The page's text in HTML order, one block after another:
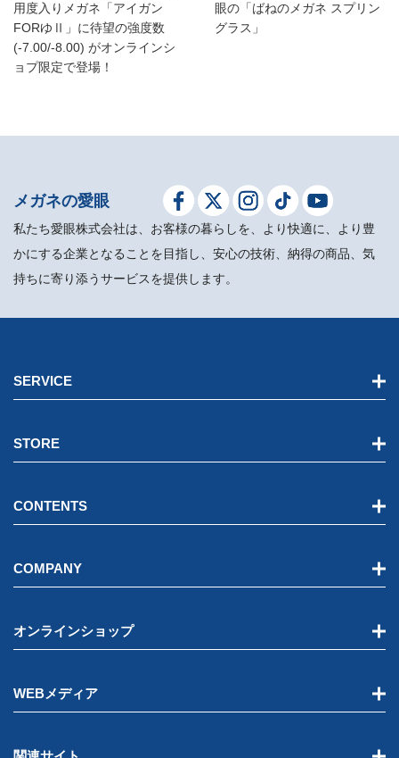
用度入りメガネ「アイガン
FORゆⅡ」に待望の強度数
(-7.00/-8.00) がオンラインシ
ョプ限定で登場！
眼の「ばねのメガネ スプリン
グラス」
メガネの愛眼
私たち愛眼株式会社は、お客様の暮らしを、より快適に、より豊
かにする企業となることを目指し、安心の技術、納得の商品、気
持ちに寄り添うサービスを提供します。
SERVICE
STORE
CONTENTS
COMPANY
オンラインショップ
WEBメディア